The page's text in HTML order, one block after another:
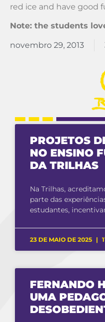
red ice and have good
Note: the students
novembro 29, 2013
PROJETOS
NO ENSINO
DA TRILHAS
Na Trilhas,
parte das
estudantes,
23 DE MAIO DE 2025
FERNANDO
UMA